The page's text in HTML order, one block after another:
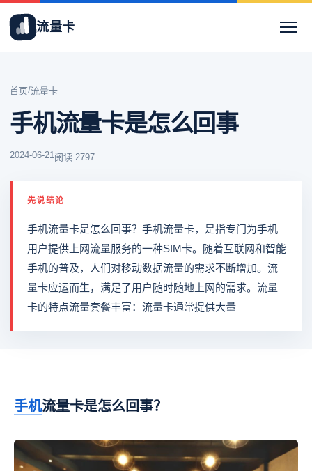
流量卡
首页/流量卡
手机流量卡是怎么回事
2024-06-21阅读 2797
先说结论
手机流量卡是怎么回事？手机流量卡，是指专门为手机
用户提供上网流量服务的一种SIM卡。随着互联网和智能
手机的普及，人们对移动数据流量的需求不断增加。流
量卡应运而生，满足了用户随时随地上网的需求。流量
卡的特点流量套餐丰富：流量卡通常提供大量
手机流量卡是怎么回事？